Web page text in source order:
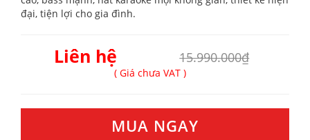
đại, tiện lợi cho gia đình.
Liên hệ 15.990.000₫
( Giá chưa VAT )
MUA NGAY